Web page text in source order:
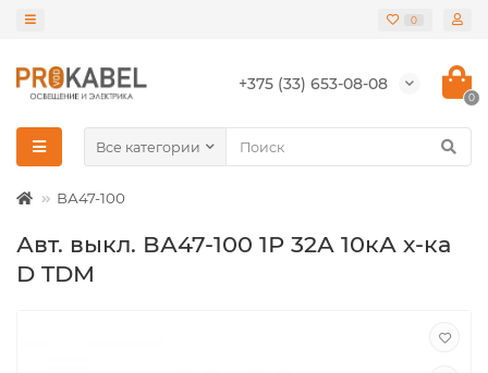
0
+375 (33) 653-08-08
0
Все категории
ВА47-100
Авт. выкл. ВА47-100 1Р 32А 10кА х-ка
D TDM